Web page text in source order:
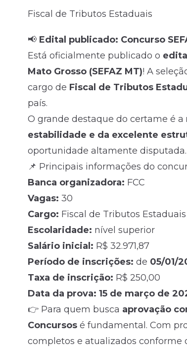
Fiscal de Tributos Estaduais
📢 Edital publicado: Concurso
Está oficialmente publicado o
Mato Grosso (SEFAZ MT)! A
cargo de Fiscal de Tributos
país.
O grande destaque do certame é a
estabilidade e da excelente
oportunidade altamente disputada.
📌 Principais informações do
Banca organizadora: FCC
Vagas: 30
Cargo: Fiscal de Tributos Estaduais
Escolaridade: nível superior
Salário inicial: R$ 32.971,87
Período de inscrições: de 05/01/
Taxa de inscrição: R$ 250,00
Data da prova: 15 de março de
👉 Para quem busca aprovação
Concursos é fundamental. Com
completos e atualizados conforme